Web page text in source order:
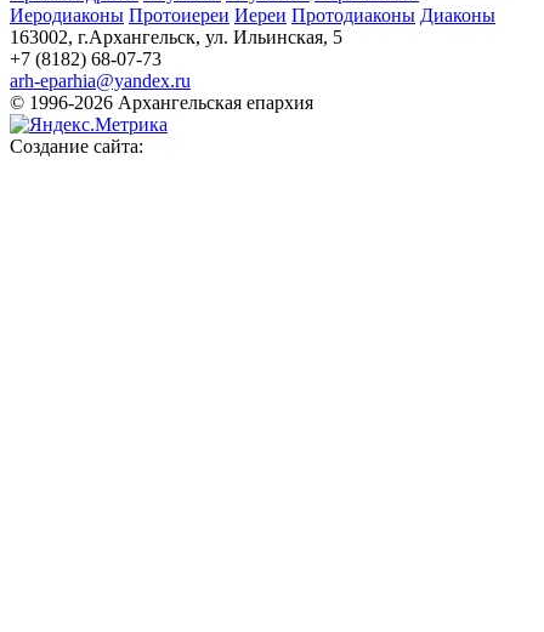
Иеродиаконы Протоиереи Иереи Протодиаконы Диаконы
163002, г.Архангельск, ул. Ильинская, 5
+7 (8182) 68-07-73
arh-eparhia@yandex.ru
© 1996-2026 Архангельская епархия
Создание сайта: